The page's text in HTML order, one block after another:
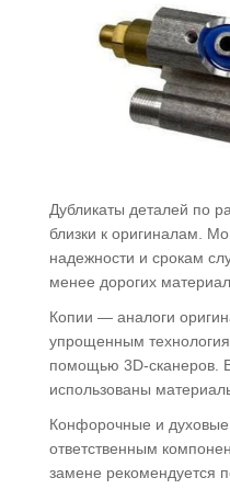
Дубликаты деталей по
близки к оригиналам.
надежности и срокам
менее дорогих
Копии — аналоги
упрощенным
помощью 3D-сканеров.
использованы
Конфорочные и духовые
ответственным
замене рекомендуется